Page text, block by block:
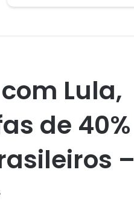
Lula,
de 40%
–